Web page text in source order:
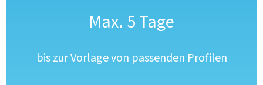
Max. 5 Tage
bis zur Vorlage von passenden Profilen